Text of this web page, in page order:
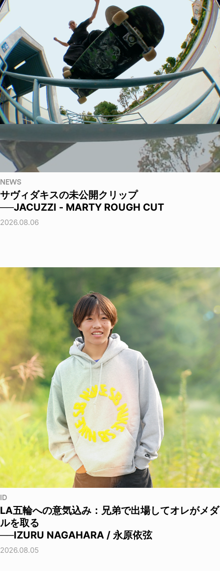
NEWS
サヴィダキスの未公開クリップ
──JACUZZI - MARTY ROUGH CUT
2026.08.06
ID
LA五輪への意気込み：兄弟で出場してオレがメダ
ルを取る
──IZURU NAGAHARA / 永原依弦
2026.08.05